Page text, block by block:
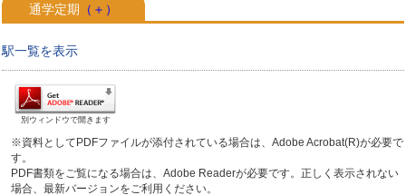
通学定期 （＋）
駅一覧を表示
別ウィンドウで開きます
※資料としてPDFファイルが添付されている場合は、Adobe Acrobat(R)が必要で
す。
PDF書類をご覧になる場合は、Adobe Readerが必要です。正しく表示されない
場合、最新バージョンをご利用ください。